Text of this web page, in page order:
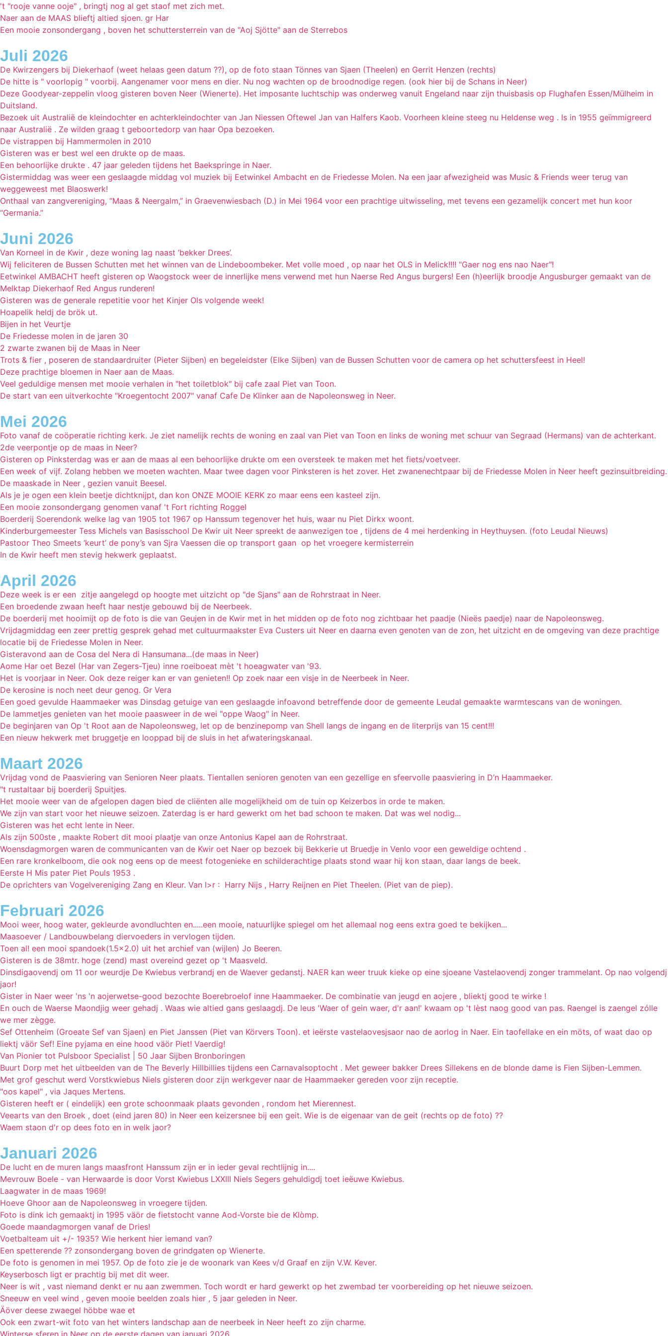
't "rooje vanne ooje" , bringtj nog al get staof met zich met.
Naer aan de MAAS blieftj altied sjoen. gr Har
Een mooie zonsondergang , boven het schuttersterrein van de "Aoj Sjötte" aan de Sterrebos
Juli 2026
De Kwirzengers bij Diekerhaof (weet helaas geen datum ??), op de foto staan Tönnes van Sjaen (Theelen) en Gerrit Henzen (rechts)
De hitte is " voorlopig " voorbij. Aangenamer voor mens en dier. Nu nog wachten op de broodnodige regen. (ook hier bij de Schans in Neer)
Deze Goodyear-zeppelin vloog gisteren boven Neer (Wienerte). Het imposante luchtschip was onderweg vanuit Engeland naar zijn thuisbasis op Flughafen Essen/Mülheim in
Duitsland.
Bezoek uit Australië de kleindochter en achterkleindochter van Jan Niessen Oftewel Jan van Halfers Kaob. Voorheen kleine steeg nu Heldense weg . Is in 1955 geïmmigreerd
naar Australië . Ze wilden graag t geboortedorp van haar Opa bezoeken.
De vistrappen bij Hammermolen in 2010
Gisteren was er best wel een drukte op de maas.
Een behoorlijke drukte . 47 jaar geleden tijdens het Baekspringe in Naer.
Gistermiddag was weer een geslaagde middag vol muziek bij Eetwinkel Ambacht en de Friedesse Molen. Na een jaar afwezigheid was Music & Friends weer terug van
weggeweest met Blaoswerk!
Onthaal van zangvereniging, “Maas & Neergalm,” in Graevenwiesbach (D.) in Mei 1964 voor een prachtige uitwisseling, met tevens een gezamelijk concert met hun koor
“Germania.”
Juni 2026
Van Korneel in de Kwir , deze woning lag naast ‘bekker Drees’.
Wij feliciteren de Bussen Schutten met het winnen van de Lindeboombeker. Met volle moed , op naar het OLS in Melick!!!! "Gaer nog ens nao Naer"!
Eetwinkel AMBACHT heeft gisteren op Waogstock weer de innerlijke mens verwend met hun Naerse Red Angus burgers! Een (h)eerlijk broodje Angusburger gemaakt van de
Melktap Diekerhaof Red Angus runderen!
Gisteren was de generale repetitie voor het Kinjer Ols volgende week!
Hoapelik heldj de brök ut.
Bijen in het Veurtje
De Friedesse molen in de jaren 30
2 zwarte zwanen bij de Maas in Neer
Trots & fier , poseren de standaardruiter (Pieter Sijben) en begeleidster (Elke Sijben) van de Bussen Schutten voor de camera op het schuttersfeest in Heel!
Deze prachtige bloemen in Naer aan de Maas.
Veel geduldige mensen met mooie verhalen in "het toiletblok" bij cafe zaal Piet van Toon.
De start van een uitverkochte "Kroegentocht 2007" vanaf Cafe De Klinker aan de Napoleonsweg in Neer.
Mei 2026
Foto vanaf de coöperatie richting kerk. Je ziet namelijk rechts de woning en zaal van Piet van Toon en links de woning met schuur van Segraad (Hermans) van de achterkant.
2de veerpontje op de maas in Neer?
Gisteren op Pinksterdag was er aan de maas al een behoorlijke drukte om een oversteek te maken met het fiets/voetveer.
Een week of vijf. Zolang hebben we moeten wachten. Maar twee dagen voor Pinksteren is het zover. Het zwanenechtpaar bij de Friedesse Molen in Neer heeft gezinsuitbreiding.
De maaskade in Neer , gezien vanuit Beesel.
Als je je ogen een klein beetje dichtknijpt, dan kon ONZE MOOIE KERK zo maar eens een kasteel zijn.
Een mooie zonsondergang genomen vanaf 't Fort richting Roggel
Boerderij Soerendonk welke lag van 1905 tot 1967 op Hanssum tegenover het huis, waar nu Piet Dirkx woont.
Kinderburgemeester Tess Michels van Basisschool De Kwir uit Neer spreekt de aanwezigen toe , tijdens de 4 mei herdenking in Heythuysen. (foto Leudal Nieuws)
Pastoor Theo Smeets ‘keurt’ de pony’s van Sjra Vaessen die op transport gaan op het vroegere kermisterrein
In de Kwir heeft men stevig hekwerk geplaatst.
April 2026
Deze week is er een zitje aangelegd op hoogte met uitzicht op "de Sjans" aan de Rohrstraat in Neer.
Een broedende zwaan heeft haar nestje gebouwd bij de Neerbeek.
De boerderij met hooimijt op de foto is die van Geujen in de Kwir met in het midden op de foto nog zichtbaar het paadje (Nieës paedje) naar de Napoleonsweg.
Vrijdagmiddag een zeer prettig gesprek gehad met cultuurmaakster Eva Custers uit Neer en daarna even genoten van de zon, het uitzicht en de omgeving van deze prachtige
locatie bij de Friedesse Molen in Neer.
Gisteravond aan de Cosa del Nera di Hansumana...(de maas in Neer)
Aome Har oet Bezel (Har van Zegers-Tjeu) inne roeiboeat mèt 't hoeagwater van '93.
Het is voorjaar in Neer. Ook deze reiger kan er van genieten!! Op zoek naar een visje in de Neerbeek in Neer.
De kerosine is noch neet deur genog. Gr Vera
Een goed gevulde Haammaeker was Dinsdag getuige van een geslaagde infoavond betreffende door de gemeente Leudal gemaakte warmtescans van de woningen.
De lammetjes genieten van het mooie paasweer in de wei "oppe Waog" in Neer.
De beginjaren van Op 't Root aan de Napoleonsweg, let op de benzinepomp van Shell langs de ingang en de literprijs van 15 cent!!!
Een nieuw hekwerk met bruggetje en looppad bij de sluis in het afwateringskanaal.
Maart 2026
Vrijdag vond de Paasviering van Senioren Neer plaats. Tientallen senioren genoten van een gezellige en sfeervolle paasviering in D’n Haammaeker.
"t rustaltaar bij boerderij Spuitjes.
Het mooie weer van de afgelopen dagen bied de cliënten alle mogelijkheid om de tuin op Keizerbos in orde te maken.
We zijn van start voor het nieuwe seizoen. Zaterdag is er hard gewerkt om het bad schoon te maken. Dat was wel nodig...
Gisteren was het echt lente in Neer.
Als zijn 500ste , maakte Robert dit mooi plaatje van onze Antonius Kapel aan de Rohrstraat.
Woensdagmorgen waren de communicanten van de Kwir oet Naer op bezoek bij Bekkerie ut Bruedje in Venlo voor een geweldige ochtend .
Een rare kronkelboom, die ook nog eens op de meest fotogenieke en schilderachtige plaats stond waar hij kon staan, daar langs de beek.
Eerste H Mis pater Piet Pouls 1953 .
De oprichters van Vogelvereniging Zang en Kleur. Van l>r : Harry Nijs , Harry Reijnen en Piet Theelen. (Piet van de piep).
Februari 2026
Mooi weer, hoog water, gekleurde avondluchten en.....een mooie, natuurlijke spiegel om het allemaal nog eens extra goed te bekijken...
Maasoever / Landbouwbelang diervoeders in vervlogen tijden.
Toen al! een mooi spandoek(1.5x2.0) uit het archief van (wijlen) Jo Beeren.
Gisteren is de 38mtr. hoge (zend) mast overeind gezet op 't Maasveld.
Dinsdigaovendj om 11 oor weurdje De Kwiebus verbrandj en de Waever gedanstj. NAER kan weer truuk kieke op eine sjoeane Vastelaovendj zonger trammelant. Op nao volgendj
jaor!
Gister in Naer weer 'ns 'n aojerwetse-good bezochte Boerebroelof inne Haammaeker. De combinatie van jeugd en aojere , bliektj good te wirke !
En ouch de Waerse Maondjig weer gehadj . Waas wie altied gans geslaagdj. De leus 'Waer of gein waer, d'r aan!' kwaam op 't lèst naog good van pas. Raengel is zaengel zólle
we mer zègge.
Sef Ottenheim (Groeate Sef van Sjaen) en Piet Janssen (Piet van Körvers Toon). et ieërste vastelaovesjsaor nao de aorlog in Naer. Ein taofellake en ein möts, of waat dao op
liektj väör Sef! Eine pyjama en eine hood väör Piet! Vaerdig!
Van Pionier tot Pulsboor Specialist | 50 Jaar Sijben Bronboringen
Buurt Dorp met het uitbeelden van de The Beverly Hillbillies tijdens een Carnavalsoptocht . Met geweer bakker Drees Sillekens en de blonde dame is Fien Sijben-Lemmen.
Met grof geschut werd Vorstkwiebus Niels gisteren door zijn werkgever naar de Haammaeker gereden voor zijn receptie.
"oos kapel" , via Jaques Mertens.
Gisteren heeft er ( eindelijk) een grote schoonmaak plaats gevonden , rondom het Mierennest.
Veearts van den Broek , doet (eind jaren 80) in Neer een keizersnee bij een geit. Wie is de eigenaar van de geit (rechts op de foto) ??
Waem staon d'r op dees foto en in welk jaor?
Januari 2026
De lucht en de muren langs maasfront Hanssum zijn er in ieder geval rechtlijnig in....
Mevrouw Boele - van Herwaarde is door Vorst Kwiebus LXXIII Niels Segers gehuldigdj toet ieëuwe Kwiebus.
Laagwater in de maas 1969!
Hoeve Ghoor aan de Napoleonsweg in vroegere tijden.
Foto is dink ich gemaaktj in 1995 väör de fietstocht vanne Aod-Vorste bie de Klòmp.
Goede maandagmorgen vanaf de Dries!
Voetbalteam uit +/- 1935? Wie herkent hier iemand van?
Een spetterende ?? zonsondergang boven de grindgaten op Wienerte.
De foto is genomen in mei 1957. Op de foto zie je de woonark van Kees v/d Graaf en zijn V.W. Kever.
Keyserbosch ligt er prachtig bij met dit weer.
Neer is wit , vast niemand denkt er nu aan zwemmen. Toch wordt er hard gewerkt op het zwembad ter voorbereiding op het nieuwe seizoen.
Sneeuw en veel wind , geven mooie beelden zoals hier , 5 jaar geleden in Neer.
Äöver deese zwaegel höbbe wae et
Ook een zwart-wit foto van het winters landschap aan de neerbeek in Neer heeft zo zijn charme.
Winterse sferen in Neer op de eerste dagen van januari 2026